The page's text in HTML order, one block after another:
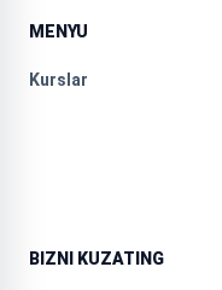
MENYU
Kurslar
BIZNI KUZATING